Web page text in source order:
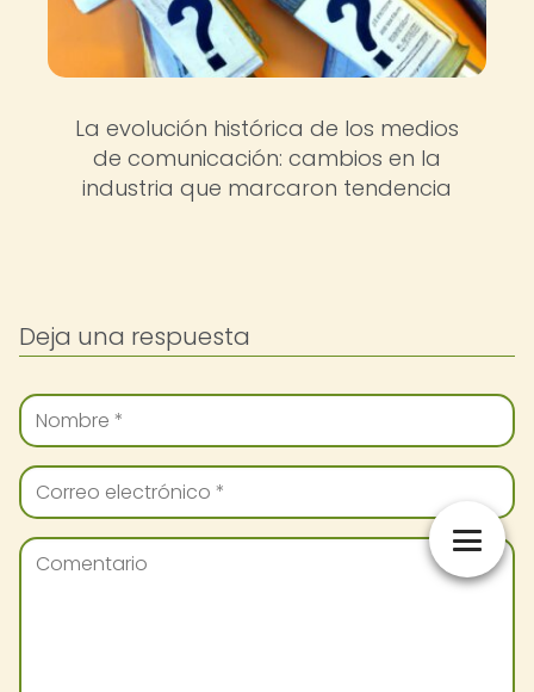
La evolución histórica de los medios
de comunicación: cambios en la
industria que marcaron tendencia
Deja una respuesta